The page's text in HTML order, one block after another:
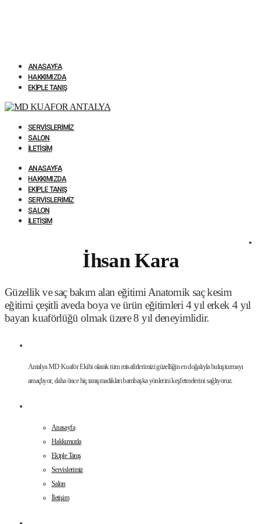
ANASAYFA
HAKKIMIZDA
EKIPLE TANIŞ
SERVISLERIMIZ
SALON
İLETIŞIM
ANASAYFA
HAKKIMIZDA
EKIPLE TANIŞ
SERVISLERIMIZ
SALON
İLETIŞIM
İhsan Kara
Güzellik ve saç bakım alan eğitimi Anatomik saç kesim
eğitimi çeşitli aveda boya ve ürün eğitimleri 4 yıl erkek 4 yıl
bayan kuaförlüğü olmak üzere 8 yıl deneyimlidir.
Antalya MD Kuaför Ekibi olarak tüm misafirlerimizi güzelliğin en doğalıyla buluşturmayı
amaçlıyor, daha önce hiç tanışmadıkları bambaşka yönlerini keşfetmelerini sağlıyoruz.
Anasayfa
Hakkımızda
Ekiple Tanış
Servislerimiz
Salon
İletişim